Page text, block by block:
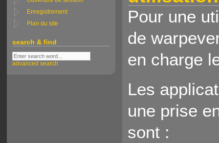
Enregistrement
Plan du site
search & find
advanced search
Pour une
de
en charge
Les
une prise
sont :